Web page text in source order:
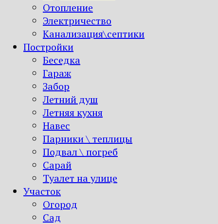
Отопление
Электричество
Канализация\септики
Постройки
Беседка
Гараж
Забор
Летний душ
Летняя кухня
Навес
Парники \ теплицы
Подвал \ погреб
Сарай
Туалет на улице
Участок
Огород
Сад